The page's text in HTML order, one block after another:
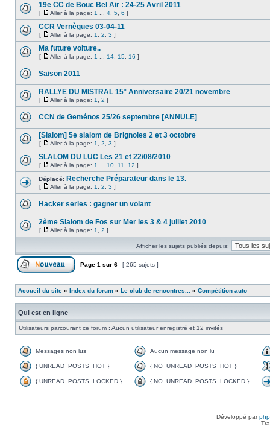
19e CC de Bouc Bel Air : 24-25 Avril 2011
[ Aller à la page: 1 4 5 6 ]
CCR Vernègues 03-04-11
[ Aller à la page: 1 2 3 ]
Ma future voiture..
[ Aller à la page: 1 14 15 16 ]
Saison 2011
RALLYE DU MISTRAL 15° Anniversaire 20/21 novembre
[ Aller à la page: 1 2 ]
CCN de Geménos 25/26 septembre [ANNULE]
[Slalom] 5e slalom de Brignoles 2 et 3 octobre
[ Aller à la page: 1 2 3 ]
SLALOM DU LUC Les 21 et 22/08/2010
[ Aller à la page: 1 10 11 12 ]
Déplacé: Recherche Préparateur dans le 13.
[ Aller à la page: 1 2 3 ]
Hacker series : gagner un volant
2ème Slalom de Fos sur Mer les 3 & 4 juillet 2010
[ Aller à la page: 1 2 ]
Afficher les sujets publiés depuis:
Page 1 sur 6 [ 265 sujets ]
Accueil du site » Index du forum » Le club de rencontres... » Compétition auto
Qui est en ligne
Utilisateurs parcourant ce forum : Aucun utilisateur enregistré et 12 invités
Messages non lus Aucun message non lu
{ UNREAD_POSTS_HOT } { NO_UNREAD_POSTS_HOT }
{ UNREAD_POSTS_LOCKED } { NO_UNREAD_POSTS_LOCKED }
Développé par